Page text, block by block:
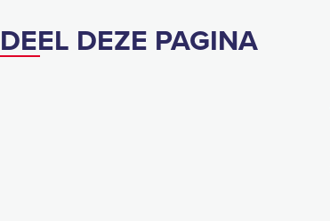
DEEL DEZE PAGINA